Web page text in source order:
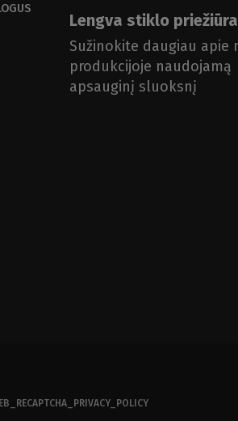
Lengva stiklo priežiūra
Sužinokite daugiau apie
produkcijoje naudojamą
apsauginį sluoksnį